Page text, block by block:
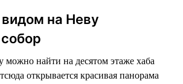
на Неву
можно найти на десятом этаже хаба
открывается красивая панорама